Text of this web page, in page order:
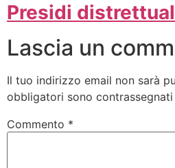
Presidi
Lascia un
Il tuo indirizzo email non sarà
obbligatori sono contrassegnati
Commento *